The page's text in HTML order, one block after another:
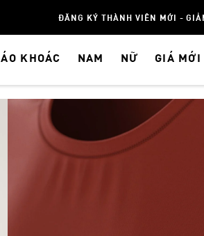
ĐĂNG KÝ THÀNH VIÊN MỚI -
ÁO KHOÁC NAM NỮ GIÁ MỚI